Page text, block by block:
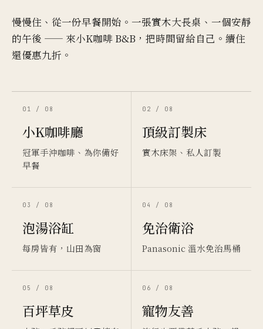
慢慢住、從一份早餐開始。一張實木大長桌、一個安靜
的午後 —— 來小K咖啡 B&B，把時間留給自己。續住
還優惠九折。
01 / 08
小K咖啡廳
冠軍手沖咖啡、為你備好
早餐
02 / 08
頂級訂製床
實木床架、私人訂製
03 / 08
泡湯浴缸
每房皆有，山田為窗
04 / 08
免治衛浴
Panasonic 溫水免治馬桶
05 / 08
百坪草皮
06 / 08
寵物友善